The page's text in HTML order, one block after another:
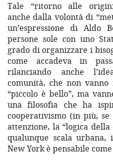
Tale “ritorno alle
anche dalla volontà di
un’espressione di Aldo
persone sole con uno
grado di organizzare i
come accadeva in
rilanciando anche
comunità, che non
“piccolo è bello”, ma
una filosofia che ha
cooperativismo (in più,
attenzione, la “logica
qualunque scala urbana,
New York è pensabile